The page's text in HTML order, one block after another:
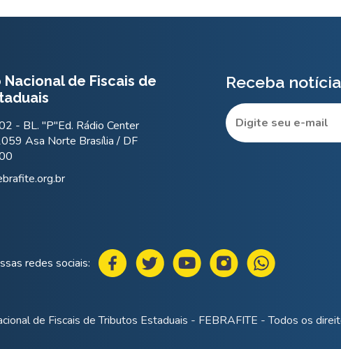
de Fiscais de
- BL. "P"Ed. Rádio Center
Asa Norte Brasília / DF
Receba
redes sociais:
de Fiscais de Tributos Estaduais - FEBRAFITE - Todos os